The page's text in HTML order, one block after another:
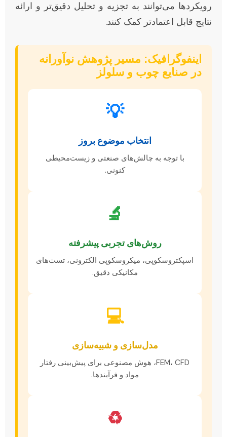
رویکردها می‌توانند به تجزیه و تحلیل دقیق‌تر و ارائه
نتایج قابل اعتمادتر کمک کنند.
اینفوگرافیک: مسیر پژوهش نوآورانه
در صنایع چوب و سلولز
💡
انتخاب موضوع بروز
با توجه به چالش‌های صنعتی و زیست‌محیطی
کنونی.
🔬
روش‌های تجربی پیشرفته
اسپکتروسکوپی، میکروسکوپی الکترونی، تست‌های
مکانیکی دقیق.
💻
مدل‌سازی و شبیه‌سازی
FEM، CFD، هوش مصنوعی برای پیش‌بینی رفتار
مواد و فرآیندها.
♻️